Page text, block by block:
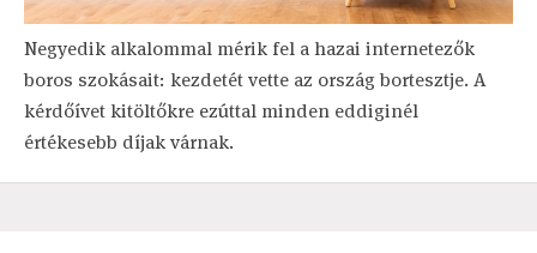
Negyedik alkalommal mérik fel a hazai internetezők
boros szokásait: kezdetét vette az ország bortesztje. A
kérdőívet kitöltőkre ezúttal minden eddiginél
értékesebb díjak várnak.